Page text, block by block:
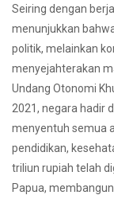
Seiring dengan
menunjukkan
politik, melainkan
menyejahterakan
Undang Otonomi
2021, negara hadir
menyentuh semua
pendidikan,
triliun rupiah telah
Papua,